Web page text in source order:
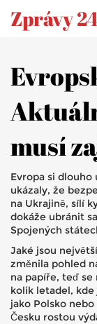
Zprávy
musí
Evropa si
ukázaly, že
na Ukrajině, sílí
dokáže ubránit
Spojených
Jaké jsou
změnila pohled
na papíře, teď
kolik letadel,
jako Polsko
Česku rostou